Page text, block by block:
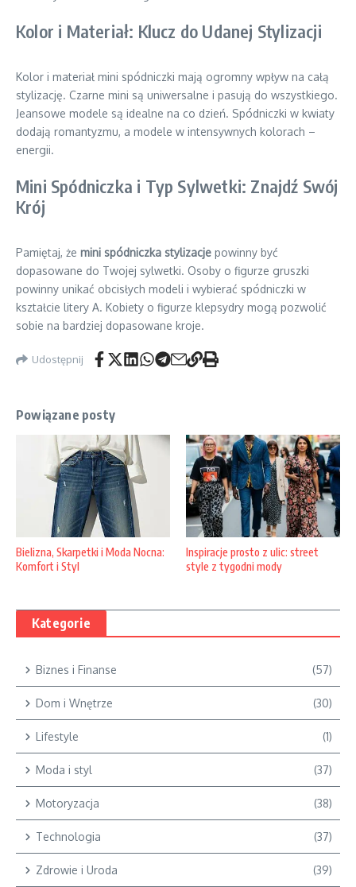
Kolor i Materiał: Klucz do Udanej Stylizacji
Kolor i materiał mini spódniczki mają ogromny wpływ na całą
stylizację. Czarne mini są uniwersalne i pasują do wszystkiego.
Jeansowe modele są idealne na co dzień. Spódniczki w kwiaty
dodają romantyzmu, a modele w intensywnych kolorach –
energii.
Mini Spódniczka i Typ Sylwetki: Znajdź Swój
Krój
Pamiętaj, że mini spódniczka stylizacje powinny być
dopasowane do Twojej sylwetki. Osoby o figurze gruszki
powinny unikać obcisłych modeli i wybierać spódniczki w
kształcie litery A. Kobiety o figurze klepsydry mogą pozwolić
sobie na bardziej dopasowane kroje.
Udostępnij
Powiązane posty
Bielizna, Skarpetki i Moda Nocna:
Komfort i Styl
Inspiracje prosto z ulic: street
style z tygodni mody
Kategorie
Biznes i Finanse (57)
Dom i Wnętrze (30)
Lifestyle (1)
Moda i styl (37)
Motoryzacja (38)
Technologia (37)
Zdrowie i Uroda (39)